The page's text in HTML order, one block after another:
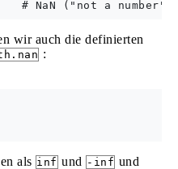
wir auch die definierten
:
als inf und -inf und